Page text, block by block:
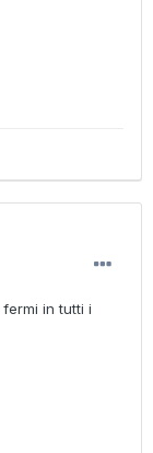
in tutti i